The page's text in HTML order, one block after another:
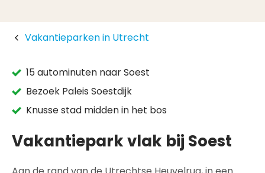
Vakantieparken in Utrecht
15 autominuten naar Soest
Bezoek Paleis Soestdijk
Knusse stad midden in het bos
Vakantiepark vlak bij Soest